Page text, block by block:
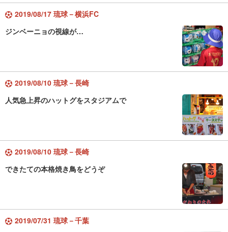
2019/08/17 琉球－横浜FC
ジンベーニョの視線が…
2019/08/10 琉球－長崎
人気急上昇のハットグをスタジアムで
2019/08/10 琉球－長崎
できたての本格焼き鳥をどうぞ
2019/07/31 琉球－千葉